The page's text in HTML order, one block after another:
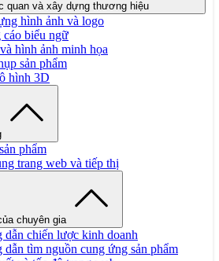
quan và xây dựng thương hiệu
hình ảnh và logo
cáo biểu ngữ
hình ảnh minh họa
sản phẩm
hình 3D
phẩm
trang web và tiếp thị
chuyên gia
dẫn chiến lược kinh doanh
dẫn tìm nguồn cung ứng sản phẩm